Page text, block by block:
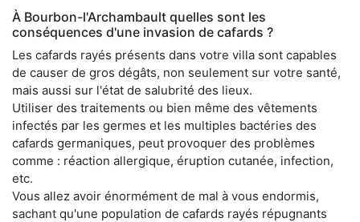
À Bourbon-l'Archambault quelles sont les
conséquences d'une invasion de cafards ?
Les cafards rayés présents dans votre villa sont capables
de causer de gros dégâts, non seulement sur votre santé,
mais aussi sur l'état de salubrité des lieux.
Utiliser des traitements ou bien même des vêtements
infectés par les germes et les multiples bactéries des
cafards germaniques, peut provoquer des problèmes
comme : réaction allergique, éruption cutanée, infection,
etc.
Vous allez avoir énormément de mal à vous endormis,
sachant qu'une population de cafards rayés répugnants